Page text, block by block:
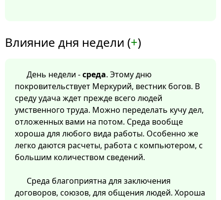
Влияние дня недели (+)
День недели -среда. Этому дню
покровительствует Меркурий, вестник богов. В
среду удача ждет прежде всего людей
умственного труда. Можно переделать кучу дел,
отложенных вами на потом. Среда вообще
хороша для любого вида работы. Особенно же
легко даются расчеты, работа с компьютером, с
большим количеством сведений.
Среда благоприятна для заключения
договоров, союзов, для общения людей. Хороша